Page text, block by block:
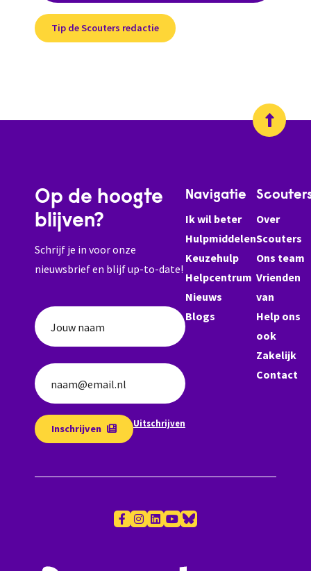
Tip de Scouters redactie
Op de hoogte
blijven?
Schrijf je in voor onze
nieuwsbrief en blijf up-to-date!
Jouw naam
naam@email.nl
Inschrijven Uitschrijven
Navigatie
Ik wil beter
Hulpmiddelen
Keuzehulp
Helpcentrum
Nieuws
Blogs
Over
Scouters
Ons team
Vrienden
van
Help ons
ook
Zakelijk
Contact